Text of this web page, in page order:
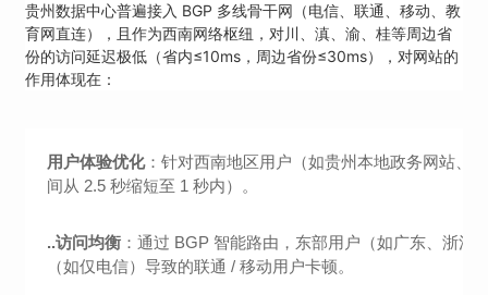
贵州数据中心普遍接入 BGP 多线骨干网（电信、联通、移动、教
育网直连），且作为西南网络枢纽，对川、滇、渝、桂等周边省
份的访问延迟极低（省内≤10ms，周边省份≤30ms），对网站的
作用体现在：
用户体验优化：针对西南地区用户（如贵州本地政务网站、
间从 2.5 秒缩短至 1 秒内）。
..访问均衡 ：通过 BGP 智能路由，东部用户（如广东、浙
（如仅电信）导致的联通 / 移动用户卡顿。